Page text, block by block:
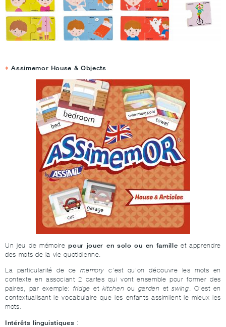
Assimemor House & Objects
Un jeu de mémoirepour jouer en solo ou en famille et apprendre
des mots de la vie quotidienne.
La particularité de cememory c’est qu’on découvre les mots en
contexte en associant 2 cartes qui vont ensemble pour former des
paires, par exemple:fridge et kitchenou garden etswing . C’est en
contextualisant le vocabulaire que les enfants assimilent le mieux les
mots.
Intérêts linguistiques :